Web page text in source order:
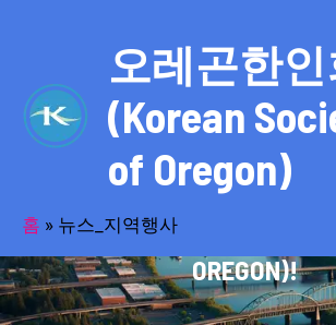
오레곤한인
(Korean
of Oregon)
홈 » 뉴스_지역행사
반세기의 세월을 품고 동포
오레곤한인회(KOREAN
OREGON)!